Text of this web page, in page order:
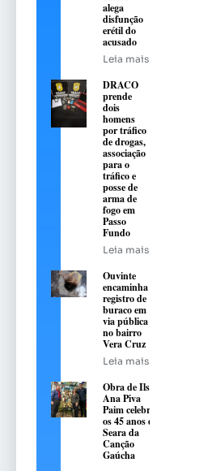
alega
disfunção
erétil do
acusado
Leia mais
DRACO
prende
dois
homens
por tráfico
de drogas,
associação
para o
tráfico e
posse de
arma de
fogo em
Passo
Fundo
Leia mais
Ouvinte
encaminha
registro de
buraco em
via pública
no bairro
Vera Cruz
Leia mais
Obra de Ilse
Ana Piva
Paim celebra
os 45 anos da
Seara da
Canção
Gaúcha